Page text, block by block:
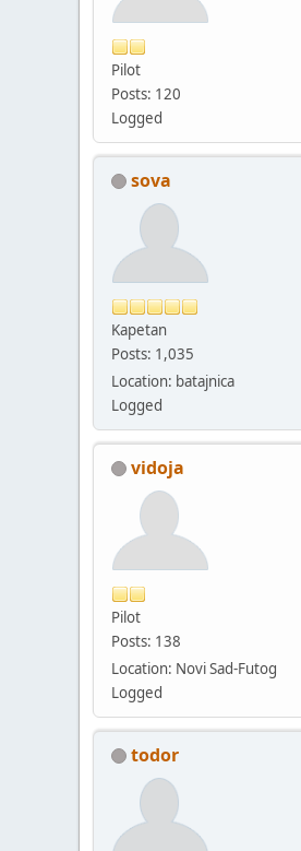
Pilot
Posts: 120
Logged
sova
Kapetan
Posts: 1,035
Location: batajnica
Logged
vidoja
Pilot
Posts: 138
Location: Novi Sad-Futog
Logged
todor